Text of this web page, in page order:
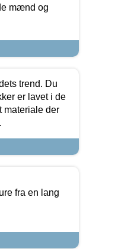
mænd og
trend. Du
er lavet i de
materiale der
fra en lang